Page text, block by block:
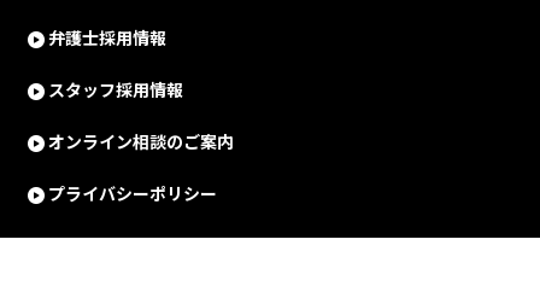
弁護士採用情報
スタッフ採用情報
オンライン相談のご案内
プライバシーポリシー